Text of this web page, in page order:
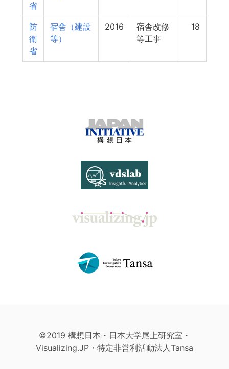
省
防
衛
省
宿舎（建設
等）
2016
宿舎改修
等工事
18
©2019 構想日本・日本大学尾上研究室・
Visualizing.JP・特定非営利活動法人Tansa